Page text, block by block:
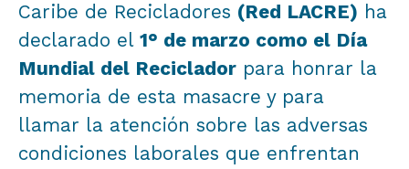
Caribe de Recicladores (Red LACRE) ha
declarado el 1° de marzo como el Día
Mundial del Reciclador para honrar la
memoria de esta masacre y para
llamar la atención sobre las adversas
condiciones laborales que enfrentan